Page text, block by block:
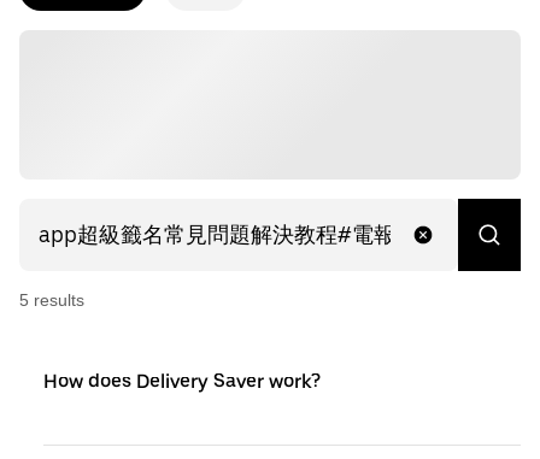
5 results
How does Delivery Saver work?